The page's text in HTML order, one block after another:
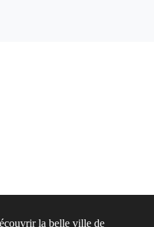
la belle ville de